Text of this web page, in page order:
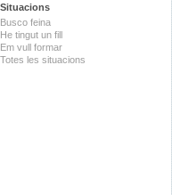
Situacions
Busco feina
He tingut un fill
Em vull formar
Totes les situacions